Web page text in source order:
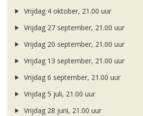
Vrijdag 4 oktober, 21.00 uur
Vrijdag 27 september, 21.00 uur
Vrijdag 20 september, 21.00 uur
Vrijdag 13 september, 21.00 uur
Vrijdag 6 september, 21.00 uur
Vrijdag 5 juli, 21.00 uur
Vrijdag 28 juni, 21.00 uur